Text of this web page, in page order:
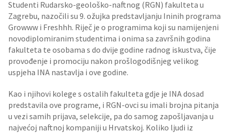
Studenti Rudarsko-geološko-naftnog (RGN) fakulteta u
Zagrebu, nazočili su 9. ožujka predstavljanju Ininih programa
Growww i Freshhh. Riječ je o programima koji su namijenjeni
novodiplomiranim studentima i onima sa završnih godina
fakulteta te osobama s do dvije godine radnog iskustva, čije
provođenje i promociju nakon prošlogodišnjeg velikog
uspjeha INA nastavlja i ove godine.
Kao i njihovi kolege s ostalih fakulteta gdje je INA dosad
predstavila ove programe, i RGN-ovci su imali brojna pitanja
u vezi samih prijava, selekcije, pa do samog zapošljavanja u
najvećoj naftnoj kompaniji u Hrvatskoj. Koliko ljudi iz